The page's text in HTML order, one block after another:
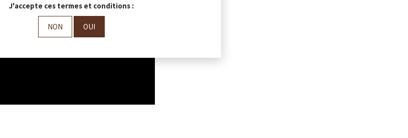
J'accepte ces termes et conditions :
NON OUI